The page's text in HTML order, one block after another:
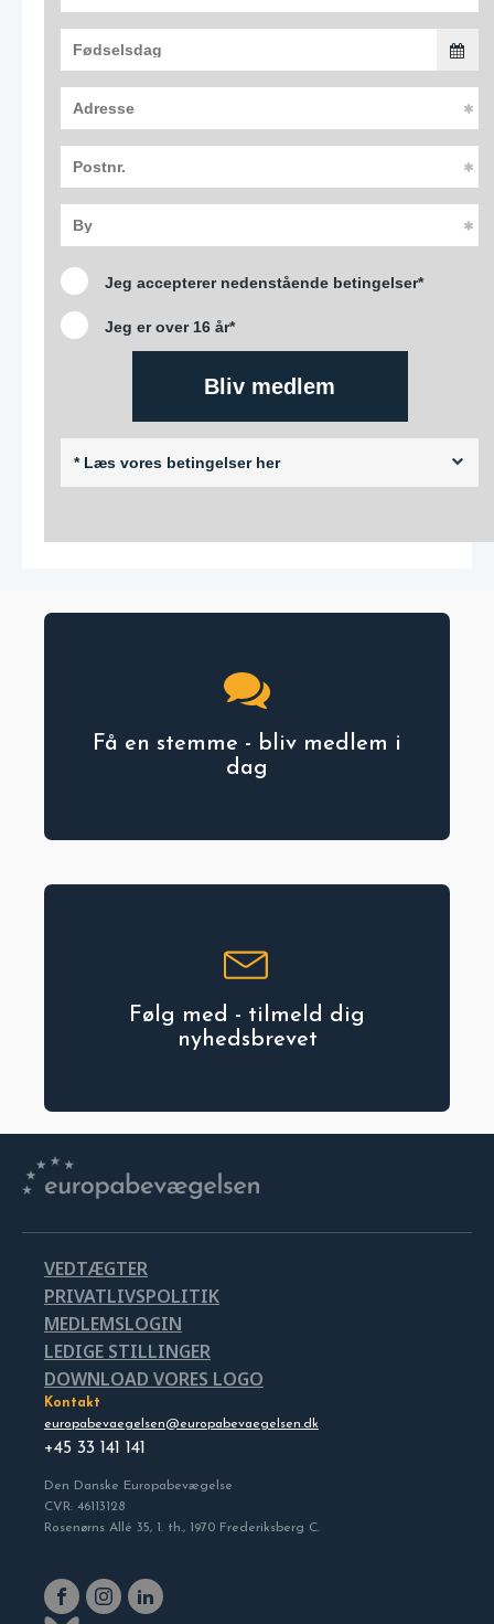
Få en stemme - bliv medlem i
dag
Følg med - tilmeld dig
nyhedsbrevet
VEDTÆGTER
PRIVATLIVSPOLITIK
MEDLEMSLOGIN
LEDIGE STILLINGER
DOWNLOAD VORES LOGO
Kontakt
europabevaegelsen@europabevaegelsen.dk
+45 33 141 141
Den Danske Europabevægelse
CVR: 46113128
Rosenørns Allé 35, 1. th., 1970 Frederiksberg C.